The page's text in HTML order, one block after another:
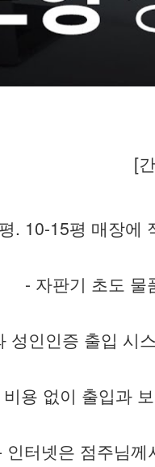
[
. 10-15평 매장에
- 자판기 초도 물
성인인증 출입 시
용 없이 출입과
인터넷은 점주님